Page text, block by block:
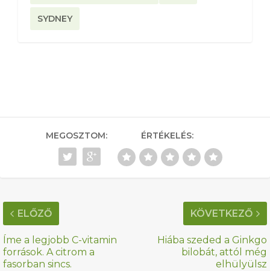
SYDNEY
MEGOSZTOM: ÉRTÉKELÉS:
ELŐZŐ
Íme a legjobb C-vitamin
források. A citrom a
fasorban sincs.
KÖVETKEZŐ
Hiába szeded a Ginkgo
bilobát, attól még
elhülyülsz